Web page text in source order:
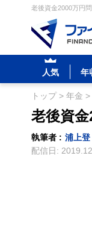
老後資金2000万円
人気 年
トップ> 年金 >
老後資
執筆者 : 浦上登
配信日: